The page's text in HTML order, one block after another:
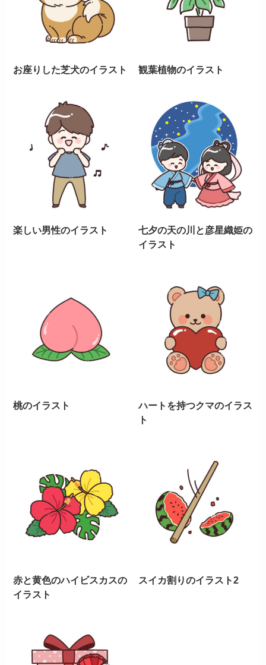
お座りした芝犬のイラスト 観葉植物のイラスト
楽しい男性のイラスト
七夕の天の川と彦星織姫の
イラスト
桃のイラスト
ハートを持つクマのイラス
ト
赤と黄色のハイビスカスの
イラスト
スイカ割りのイラスト2